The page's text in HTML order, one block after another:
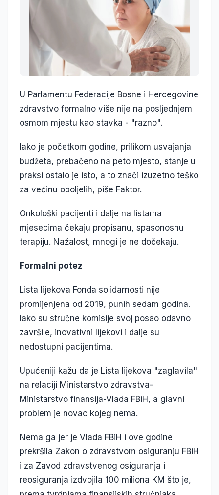
U Parlamentu Federacije Bosne i Hercegovine
zdravstvo formalno više nije na posljednjem
osmom mjestu kao stavka - "razno".
Iako je početkom godine, prilikom usvajanja
budžeta, prebačeno na peto mjesto, stanje u
praksi ostalo je isto, a to znači izuzetno teško
za većinu oboljelih, piše Faktor.
Onkološki pacijenti i dalje na listama
mjesecima čekaju propisanu, spasonosnu
terapiju. Nažalost, mnogi je ne dočekaju.
Formalni potez
Lista lijekova Fonda solidarnosti nije
promijenjena od 2019, punih sedam godina.
Iako su stručne komisije svoj posao odavno
završile, inovativni lijekovi i dalje su
nedostupni pacijentima.
Upućeniji kažu da je Lista lijekova "zaglavila"
na relaciji Ministarstvo zdravstva-
Ministarstvo finansija-Vlada FBiH, a glavni
problem je novac kojeg nema.
Nema ga jer je Vlada FBiH i ove godine
prekršila Zakon o zdravstvom osiguranju FBiH
i za Zavod zdravstvenog osiguranja i
reosiguranja izdvojila 100 miliona KM što je,